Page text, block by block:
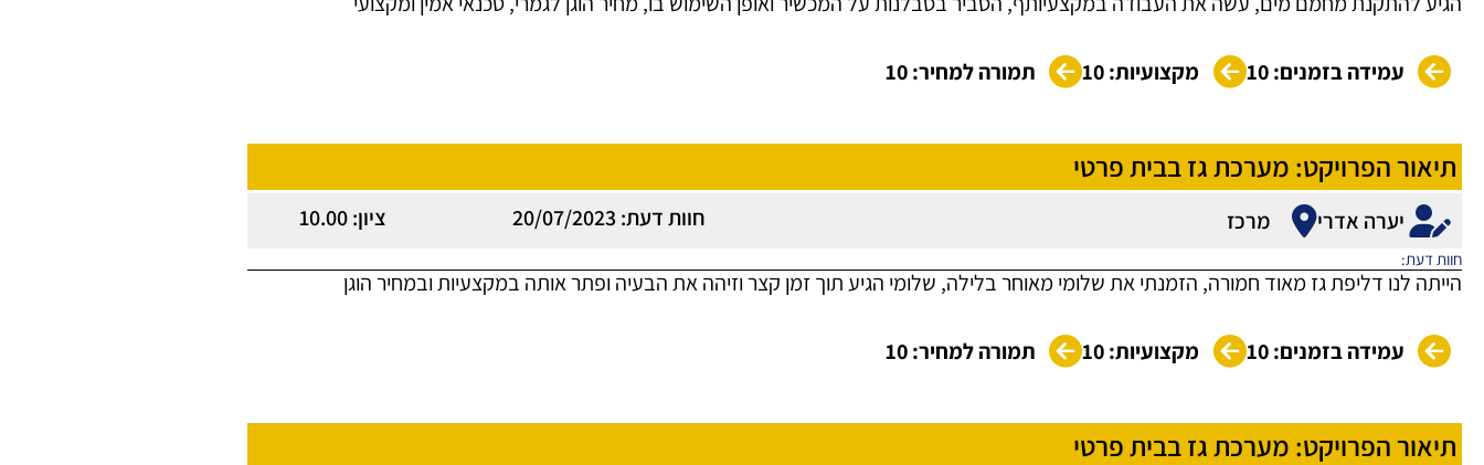
עמידה בזמנים: 10 מקצועיות: 10 תמורה למחיר: 10
תיאור הפרויקט: מערכת גז בבית פרטי
יערה אדרי מרכז חוות דעת: 20/07/2023 ציון: 10.00
חוות דעת:
הייתה לנו דליפת גז מאוד חמורה, הזמנתי את שלומי מאוחר בלילה, שלומי הגיע תוך זמן קצר וזיהה את הבעיה ופתר אותה במקצעיות ובמחיר הוגן
עמידה בזמנים: 10 מקצועיות: 10 תמורה למחיר: 10
תיאור הפרויקט: מערכת גז בבית פרטי